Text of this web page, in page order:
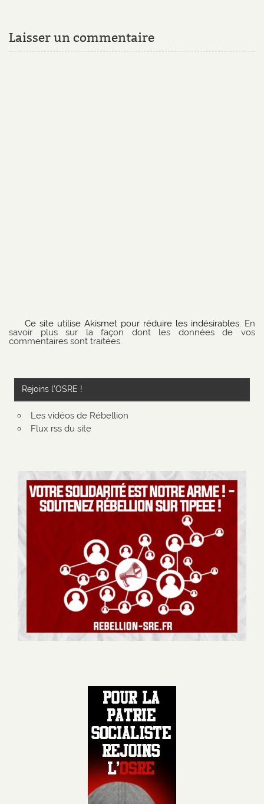
Laisser un commentaire
Ce site utilise Akismet pour réduire les indésirables. En
savoir plus sur la façon dont les données de vos
commentaires sont traitées.
Rejoins l’OSRE !
Les vidéos de Rébellion
Flux rss du site